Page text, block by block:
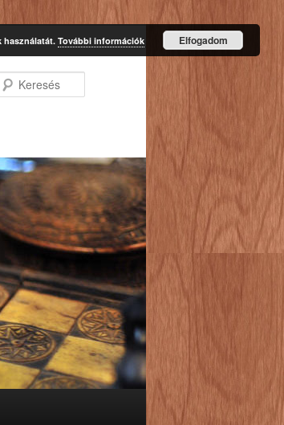
használatát. További információk Elfogadom